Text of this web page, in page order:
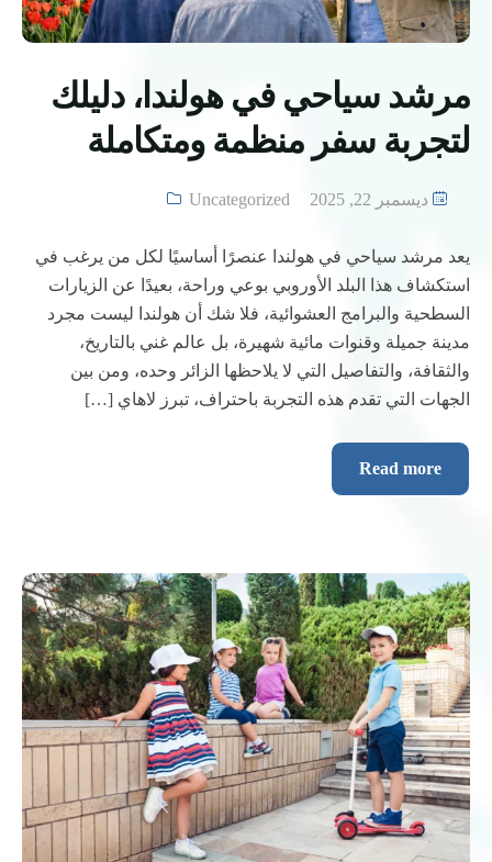
مرشد سياحي في هولندا، دليلك
لتجربة سفر منظمة ومتكاملة
ديسمبر 22, 2025 Uncategorized
يعد مرشد سياحي في هولندا عنصرًا أساسيًا لكل من يرغب في
استكشاف هذا البلد الأوروبي بوعي وراحة، بعيدًا عن الزيارات
السطحية والبرامج العشوائية، فلا شك أن هولندا ليست مجرد
مدينة جميلة وقنوات مائية شهيرة، بل عالم غني بالتاريخ،
والثقافة، والتفاصيل التي لا يلاحظها الزائر وحده، ومن بين
الجهات التي تقدم هذه التجربة باحتراف، تبرز لاهاي […]
Read more